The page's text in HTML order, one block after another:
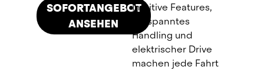
SOFORTANGEBOT
ANSEHEN
Intuitive Features,
entspanntes
Handling und
elektrischer Drive
machen jede Fahrt